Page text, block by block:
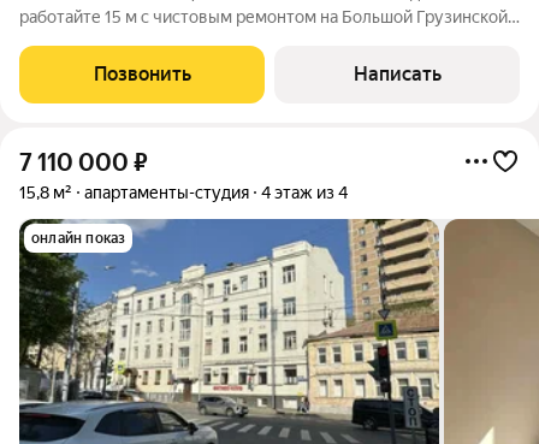
работайте 15 м с чистовым ремонтом на Большой Грузинской
Садового кольца. Больше не нужно стоять в пробках всё
рядом. Этот лот универсальный
Позвонить Написать
7 110 000 ₽
15,8 м² апартаменты-студия 4 этаж из 4
онлайн показ